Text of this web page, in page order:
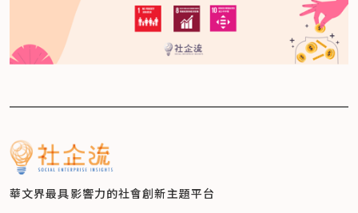
華文界最具影響力的社會創新主題平台